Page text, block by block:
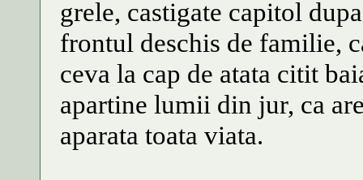
grele, castigate capitol
frontul deschis de familie,
ceva la cap de atata citit
apartine lumii din jur, ca
aparata toata viata.